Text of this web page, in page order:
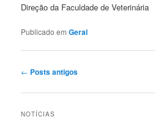
Direção da Faculdade de Veterinária
Publicado em Geral
Navegação
posts
← Posts antigos
NOTÍCIAS